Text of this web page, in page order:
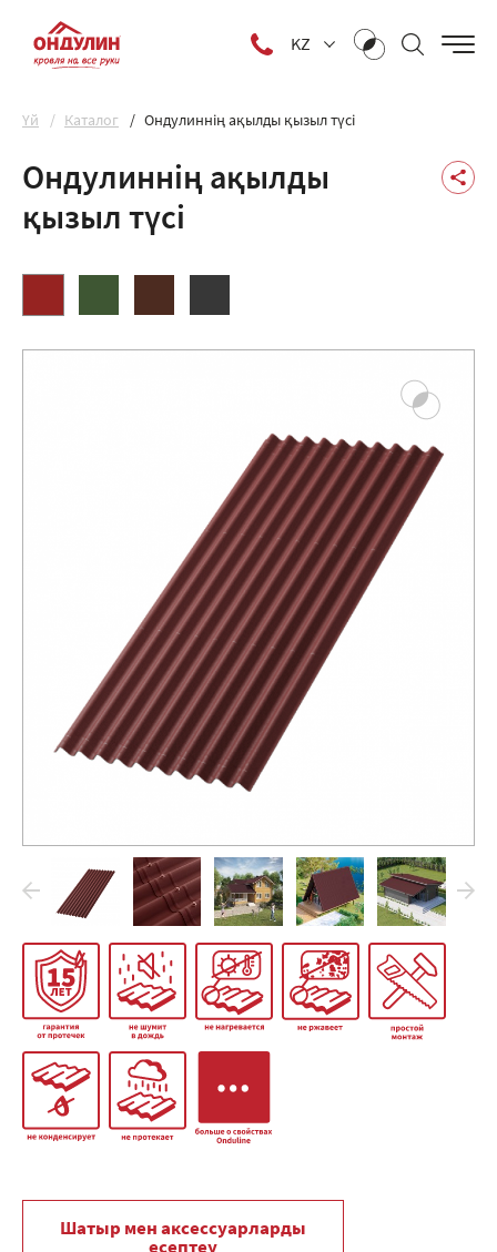
KZ
Yй Каталог Ондулиннің ақылды қызыл түсі
Ондулиннің ақылды
қызыл түсі
Шатыр мен аксессуарларды
есептеу